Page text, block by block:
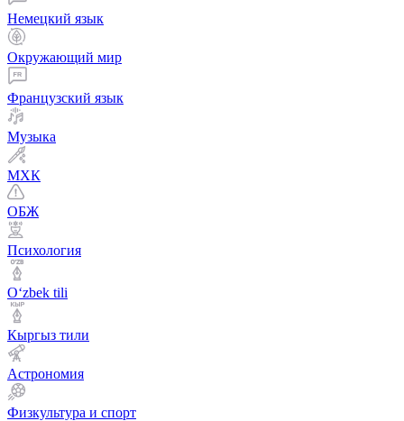
Немецкий язык
Окружающий мир
Французский язык
Музыка
МХК
ОБЖ
Психология
Оʻzbek tili
Кыргыз тили
Астрономия
Физкультура и спорт